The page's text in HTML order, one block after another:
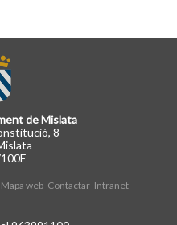
de Mislata
8
Mapa web Contactar Intranet